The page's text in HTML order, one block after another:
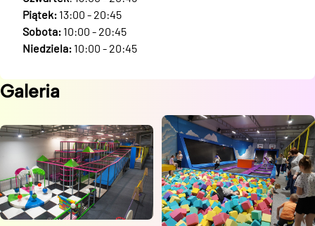
Piątek: 13:00 - 20:45
Sobota: 10:00 - 20:45
Niedziela: 10:00 - 20:45
Galeria